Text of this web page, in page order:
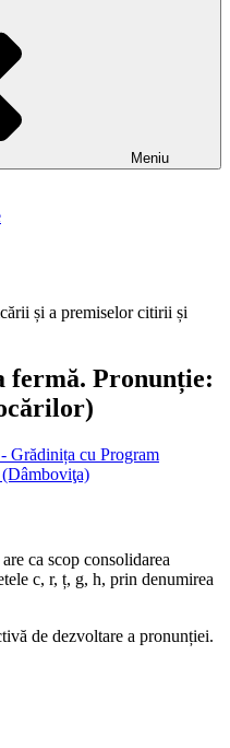
Meniu
și a premiselor citirii și
fermă. Pronunție:
Grădinița cu Program
(Dâmboviţa)
ca scop consolidarea
c, r, ț, g, h, prin denumirea
de dezvoltare a pronunției.